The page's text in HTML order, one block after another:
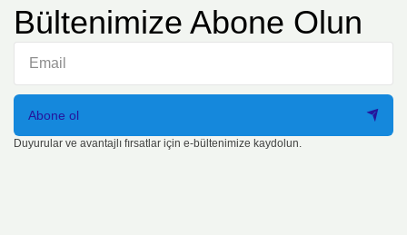
Bültenimize Abone Olun
Abone ol
Duyurular ve avantajlı fırsatlar için e-bültenimize kaydolun.